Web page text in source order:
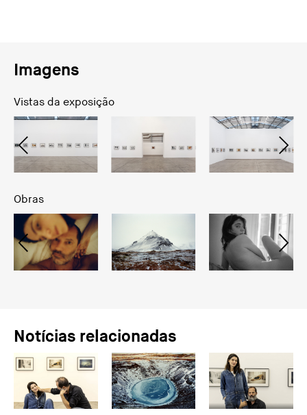
Imagens
Vistas da exposição
Obras
Notícias relacionadas